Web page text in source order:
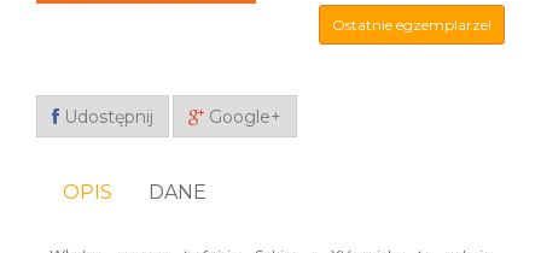
Ostatnie egzemplarze!
Udostępnij Google+
OPIS DANE